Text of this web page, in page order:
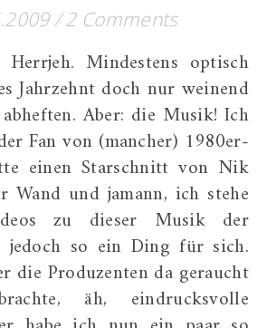
/ 2 Comments
Jahrzehnt doch nur weinend
Aber: die Musik! Ich
Fan von (mancher) 1980er-
einen Starschnitt von Nik
Wand und jamann, ich stehe
zu dieser Musik der
jedoch so ein Ding für sich.
die Produzenten da geraucht
äh, eindrucksvolle